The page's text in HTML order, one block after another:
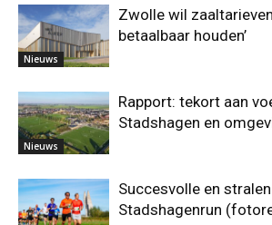
Nieuws
Zwolle wil
betaalbaar houden’
Nieuws
Rapport: tekort aan
Stadshagen en
Succesvolle en
Stadshagenrun